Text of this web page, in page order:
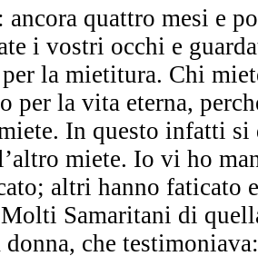
ancora quattro mesi e
i vostri occhi e
la mietitura. Chi
per la vita eterna,
In questo infatti
miete. Io vi ho
altri hanno faticato
Samaritani di
donna, che